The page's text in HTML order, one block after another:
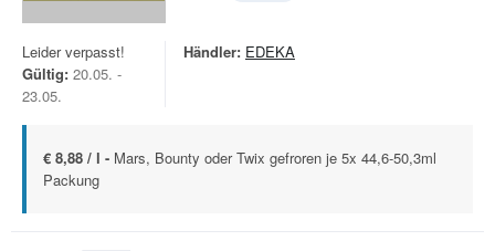
Leider verpasst!
Gültig: 20.05. -
23.05.
Händler: EDEKA
€ 8,88 / l - Mars, Bounty oder Twix gefroren je 5x 44,6-50,3ml
Packung